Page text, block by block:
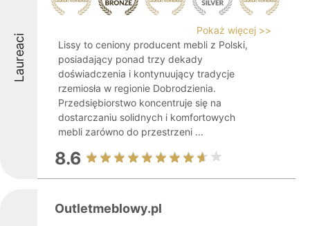
Laureaci
Pokaż więcej >>
Lissy to ceniony producent mebli z Polski,
posiadający ponad trzy dekady
doświadczenia i kontynuujący tradycje
rzemiosła w regionie Dobrodzienia.
Przedsiębiorstwo koncentruje się na
dostarczaniu solidnych i komfortowych
mebli zarówno do przestrzeni ...
8.6
Outletmeblowy.pl